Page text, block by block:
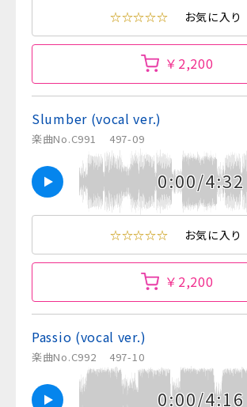
☆☆☆☆☆ お気に入り
￥2,200
Slumber (vocal ver.)
楽曲No.C991 497-09
0:00/4:32
☆☆☆☆☆ お気に入り
￥2,200
Passio (vocal ver.)
楽曲No.C992 497-10
0:00/4:16